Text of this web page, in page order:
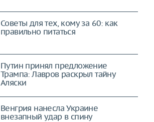
Советы для тех, кому за 60: как
правильно питаться
Путин принял предложение
Трампа: Лавров раскрыл тайну
Аляски
Венгрия нанесла Украине
внезапный удар в спину